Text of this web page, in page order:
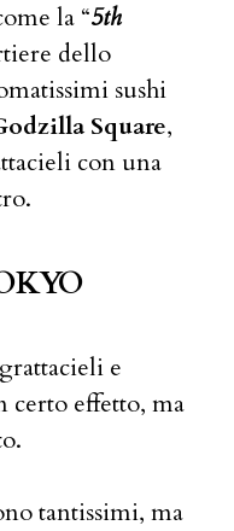
la “5th
dello
sushi
Square,
con una
e
certo effetto, ma
tantissimi, ma